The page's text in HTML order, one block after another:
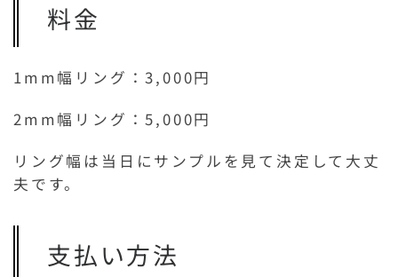
料金
1mm幅リング：3,000円
2mm幅リング：5,000円
リング幅は当日にサンプルを見て決定して大丈
夫です。
支払い方法